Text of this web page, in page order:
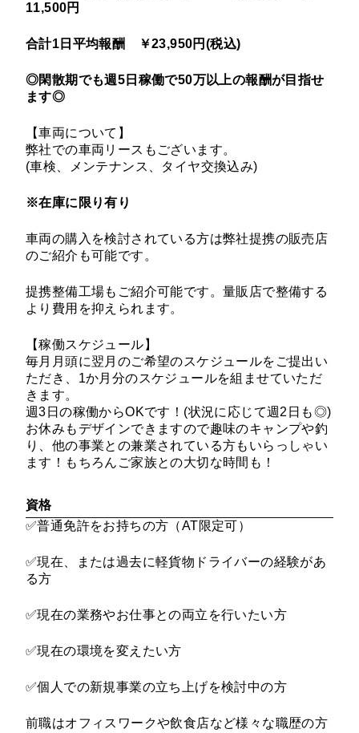
11,500円
合計1日平均報酬 ￥23,950円(税込)
◎閑散期でも週5日稼働で50万以上の報酬が目指せ
ます◎
【車両について】
弊社での車両リースもございます。
(車検、メンテナンス、タイヤ交換込み)
※在庫に限り有り
車両の購入を検討されている方は弊社提携の販売店
のご紹介も可能です。
提携整備工場もご紹介可能です。量販店で整備する
より費用を抑えられます。
【稼働スケジュール】
毎月月頭に翌月のご希望のスケジュールをご提出い
ただき、1か月分のスケジュールを組ませていただ
きます。
週3日の稼働からOKです！(状況に応じて週2日も◎)
お休みもデザインできますので趣味のキャンプや釣
り、他の事業との兼業されている方もいらっしゃい
ます！もちろんご家族との大切な時間も！
資格
✅普通免許をお持ちの方（AT限定可）
✅現在、または過去に軽貨物ドライバーの経験があ
る方
✅現在の業務やお仕事との両立を行いたい方
✅現在の環境を変えたい方
✅個人での新規事業の立ち上げを検討中の方
前職はオフィスワークや飲食店など様々な職歴の方